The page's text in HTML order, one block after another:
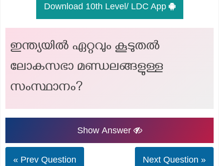
Download 10th Level/ LDC App
ഇന്ത്യയിൽ ഏറ്റവും കൂടുതൽ
ലോകസഭാ മണ്ഡലങ്ങളുള്ള
സംസ്ഥാനം?
Show Answer
« Prev Question Next Question »